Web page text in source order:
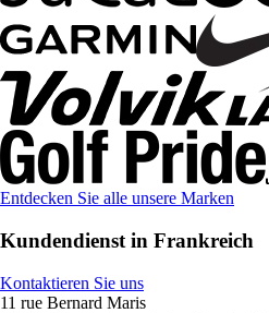
Entdecken Sie alle unsere Marken
Kundendienst in Frankreich
Kontaktieren Sie uns
11 rue Bernard Maris